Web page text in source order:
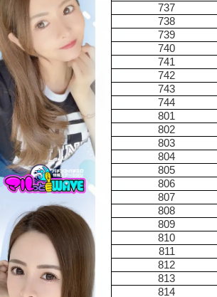
737
738
739
740
741
742
743
744
801
802
803
804
805
806
807
808
809
810
811
812
813
814